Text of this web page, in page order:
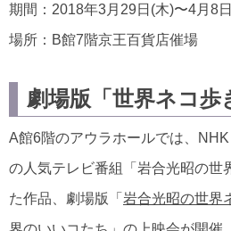
期間：2018年3月29日(木)〜4月8
場所：B館7階京王百貨店催場
劇場版「世界ネコ歩
A館6階のアウラホールでは、
の人気テレビ番組「岩合光昭の世
た作品、劇場版「 岩合光昭の世界